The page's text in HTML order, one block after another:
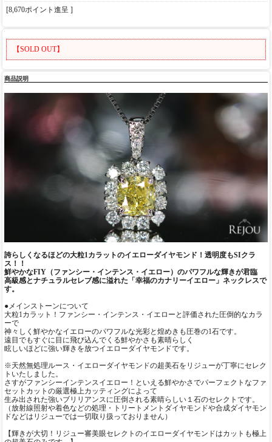
[8,670ポイント進呈 ]
【SOLD OUT】
商品説明
誇らしくなるほどの大粒1カラットのイエローダイヤモンド！透明度もSIクラ
ス！！
鮮やかなFIY（ファンシー・インテンス・イエロー）のパワフルな輝きが君臨
高級感とナチュラルセレブ感に溢れた「幸福のカナリーイエロー」ネックレスで
す。
●メインストーンについて
大粒1カラット！ファンシー・インテンス・イエローと評価された圧倒的なカラ
ーで
神々しく鮮やかなイエローのパワフルな光彩と煌めきも圧巻の1石です。
遠目でもすぐに目に飛び込んでくる鮮やかさも素晴らしく
眩しいほどに強い輝きを放つイエローダイヤモンドです。
※天然無処理ルース・イエローダイヤモンドの超美石をリジューが丁寧にセレク
トいたしました。
さすがファンシーインテンスイエロー！といえる鮮やかさでパーフェクトなファ
セットカットの厳選極上カッティングによって
生み出された強いブリリアンスに圧倒される素晴らしい１石のセレクトです。
（放射線照射や着色などの処理・トリートメントダイヤモンドや合成ダイヤモン
ドなどはリジューでは一切取り扱っておりません）
【輝きが大切！リジュー審美眼セレクトのイエローダイヤモンドはカットも極上